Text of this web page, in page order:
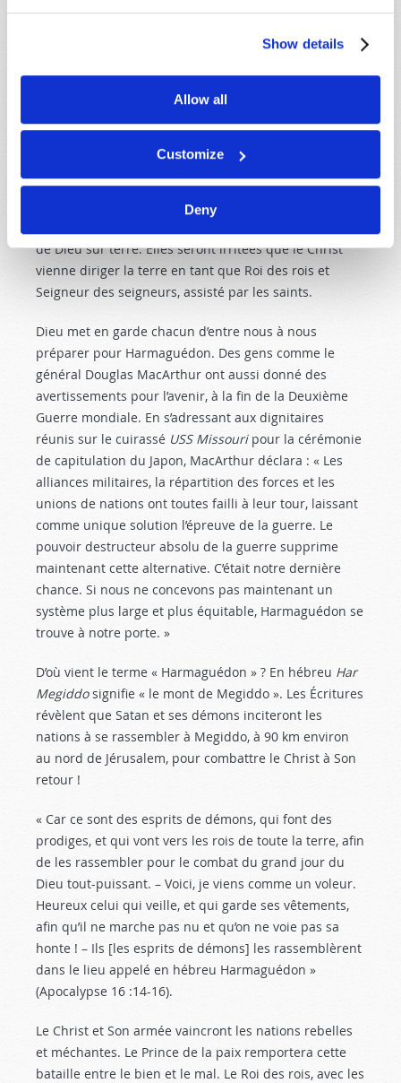
Show details
Allow all
Customize
Deny
impatience. « Le septième ange sonna de la
trompette. Et il y eut dans le ciel de fortes voix qui
Seigneur et à son Christ ; et il régnera aux siècles des
siècles » (Apocalypse 11 :15).
chrétiens, mais comment réagiront les nations ? Et
comment réagirez-vous? « Les nations se sont
irritées ; ta colère est venue » (verset 18). Les nations
de Dieu sur terre. Elles seront irritées que le Christ
vienne diriger la terre en tant que Roi des rois et
Seigneur des seigneurs, assisté par les saints.
Dieu met en garde chacun d’entre nous à nous
préparer pour Harmaguédon. Des gens comme le
général Douglas MacArthur ont aussi donné des
avertissements pour l’avenir, à la fin de la Deuxième
Guerre mondiale. En s’adressant aux dignitaires
réunis sur le cuirassé USS Missouripour la cérémonie
de capitulation du Japon, MacArthur déclara : « Les
alliances militaires, la répartition des forces et les
unions de nations ont toutes failli à leur tour, laissant
comme unique solution l’épreuve de la guerre. Le
pouvoir destructeur absolu de la guerre supprime
maintenant cette alternative. C’était notre dernière
chance. Si nous ne concevons pas maintenant un
système plus large et plus équitable, Harmaguédon se
trouve à notre porte. »
D’où vient le terme « Harmaguédon » ? En hébreu Har
Megiddosignifie « le mont de Megiddo ». Les Écritures
révèlent que Satan et ses démons inciteront les
nations à se rassembler à Megiddo, à 90 km environ
au nord de Jérusalem, pour combattre le Christ à Son
retour !
« Car ce sont des esprits de démons, qui font des
prodiges, et qui vont vers les rois de toute la terre, afin
de les rassembler pour le combat du grand jour du
Dieu tout-puissant. – Voici, je viens comme un voleur.
Heureux celui qui veille, et qui garde ses vêtements,
afin qu’il ne marche pas nu et qu’on ne voie pas sa
honte ! – Ils [les esprits de démons] les rassemblèrent
dans le lieu appelé en hébreu Harmaguédon »
(Apocalypse 16 :14-16).
Le Christ et Son armée vaincront les nations rebelles
et méchantes. Le Prince de la paix remportera cette
bataille entre le bien et le mal. Le Roi des rois, avec les